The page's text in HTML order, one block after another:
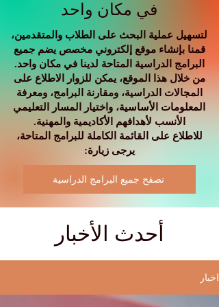
في مكان واحد
لتسهيل عملية البحث على الطلاب والمتقدمين،
قمنا بإنشاء موقع إلكتروني مخصص يضم جميع
البرامج الدراسية المتاحة لدينا في مكان واحد.
من خلال هذا الموقع، يمكن للزوار الاطلاع على
المجالات الدراسية، ومقارنة البرامج، ومعرفة
المعلومات الأساسية، واختيار المسار التعليمي
الأنسب لأهدافهم الأكاديمية والمهنية.
للاطلاع على القائمة الكاملة للبرامج المتاحة،
يرجى زيارة:
تصفح جميع البرامج الدراسية
أحدث الأخبار
اخبار